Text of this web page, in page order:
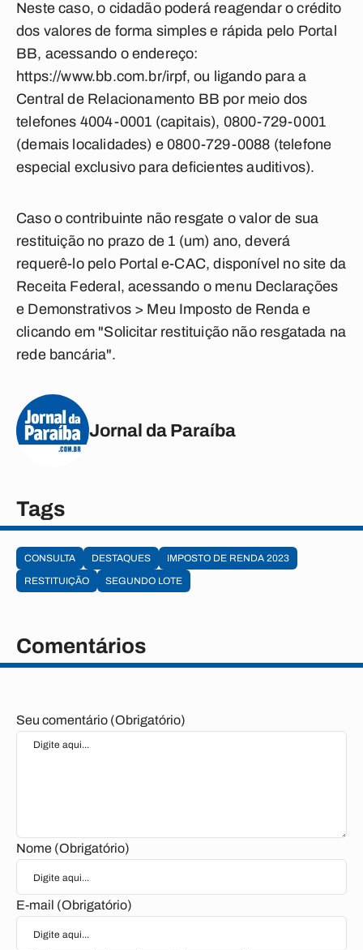
Neste caso, o cidadão poderá reagendar o crédito
dos valores de forma simples e rápida pelo Portal
BB, acessando o endereço:
https://www.bb.com.br/irpf, ou ligando para a
Central de Relacionamento BB por meio dos
telefones 4004-0001 (capitais), 0800-729-0001
(demais localidades) e 0800-729-0088 (telefone
especial exclusivo para deficientes auditivos).
Caso o contribuinte não resgate o valor de sua
restituição no prazo de 1 (um) ano, deverá
requerê-lo pelo Portal e-CAC, disponível no site da
Receita Federal, acessando o menu Declarações
e Demonstrativos > Meu Imposto de Renda e
clicando em "Solicitar restituição não resgatada na
rede bancária".
Jornal da Paraíba
Tags
CONSULTA DESTAQUES
IMPOSTO DE RENDA 2023
RESTITUIÇÃO
SEGUNDO LOTE
Comentários
Seu comentário (Obrigatório)
Nome (Obrigatório)
E-mail (Obrigatório)